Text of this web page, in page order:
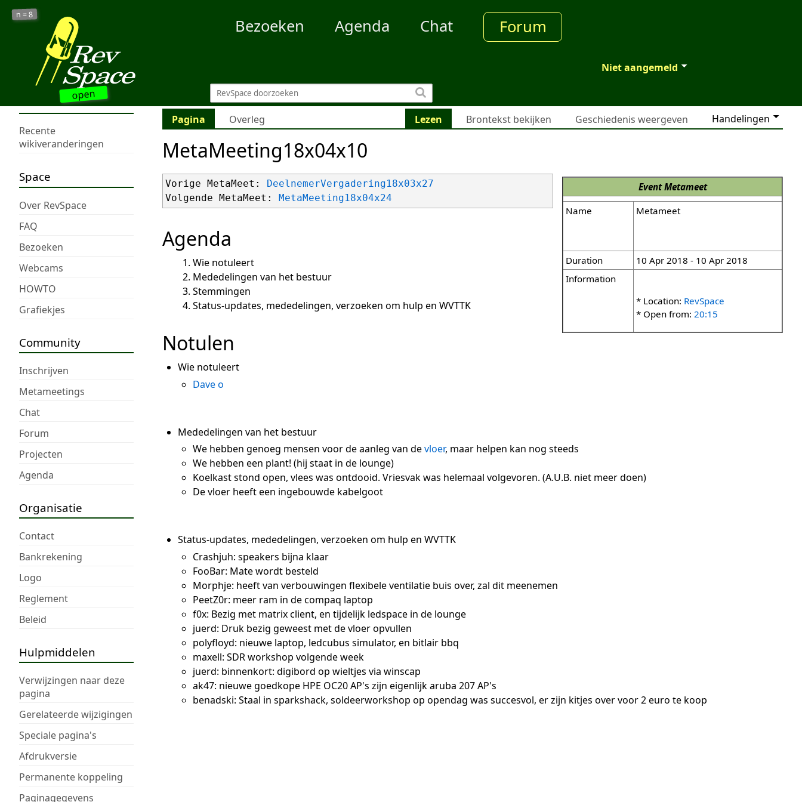
open
n =8
Bezoeken Agenda Chat Forum
Niet aangemeld
Recente
wikiveranderingen
Space
Over RevSpace
FAQ
Bezoeken
Webcams
HOWTO
Grafiekjes
Community
Inschrijven
Metameetings
Chat
Forum
Projecten
Agenda
Organisatie
Contact
Bankrekening
Logo
Reglement
Beleid
Hulpmiddelen
Verwijzingen naar deze
pagina
Gerelateerde wijzigingen
Speciale pagina's
Afdrukversie
Permanente koppeling
Paginagegevens
Pagina Overleg Handelingen
Lezen Brontekst bekijken Geschiedenis weergeven
MetaMeeting18x04x10
EventMetameet
Name
Metameet
Duration
10 Apr 2018 - 10 Apr 2018
Information
* Location: RevSpace
* Open from: 20:15
Vorige MetaMeet:
DeelnemerVergadering18x03x27
Volgende MetaMeet:
MetaMeeting18x04x24
Agenda
Wie notuleert
Mededelingen van het bestuur
Stemmingen
Status-updates, mededelingen, verzoeken om hulp en WVTTK
Notulen
Wie notuleert
Dave o
Mededelingen van het bestuur
We hebben genoeg mensen voor de aanleg van devloer, maar helpen kan nog steeds
We hebben een plant! (hij staat in de lounge)
Koelkast stond open, vlees was ontdooid. Vriesvak was helemaal volgevoren. (A.U.B. niet meer doen)
De vloer heeft een ingebouwde kabelgoot
Status-updates, mededelingen, verzoeken om hulp en WVTTK
Crashjuh: speakers bijna klaar
FooBar: Mate wordt besteld
Morphje: heeft van verbouwingen flexibele ventilatie buis over, zal dit meenemen
PeetZ0r: meer ram in de compaq laptop
f0x: Bezig met matrix client, en tijdelijk ledspace in de lounge
juerd: Druk bezig geweest met de vloer opvullen
polyfloyd: nieuwe laptop, ledcubus simulator, en bitlair bbq
maxell: SDR workshop volgende week
juerd: binnenkort: digibord op wieltjes via winscap
ak47: nieuwe goedkope HPE OC20 AP's zijn eigenlijk aruba 207 AP's
benadski: Staal in sparkshack, soldeerworkshop op opendag was succesvol, er zijn kitjes over voor 2 euro te koop